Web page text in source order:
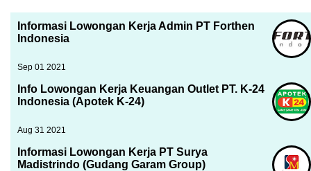
Informasi Lowongan Kerja Admin PT Forthen
Indonesia
Sep 01 2021
Info Lowongan Kerja Keuangan Outlet PT. K-24
Indonesia (Apotek K-24)
Aug 31 2021
Informasi Lowongan Kerja PT Surya
Madistrindo (Gudang Garam Group)